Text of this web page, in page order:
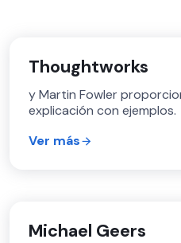
Thoughtworks
y Martin Fowler
explicación con ejemplos.
Ver más
Michael Geers